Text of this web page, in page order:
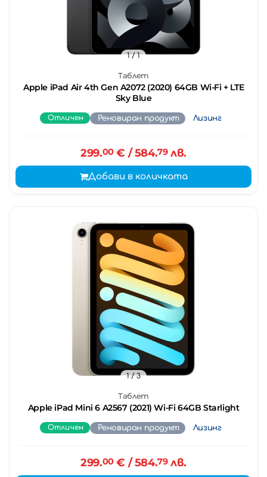
Таблет
Apple iPad Air 4th Gen A2072 (2020) 64GB Wi-Fi + LTE
Sky Blue
1/ 1
Отличен Реновиран продукт Лизинг
299.00€ / 584.79лв.
Добави в количката
Таблет
Apple iPad Mini 6 A2567 (2021) Wi-Fi 64GB Starlight
1/ 3
Отличен Реновиран продукт Лизинг
299.00€ / 584.79лв.